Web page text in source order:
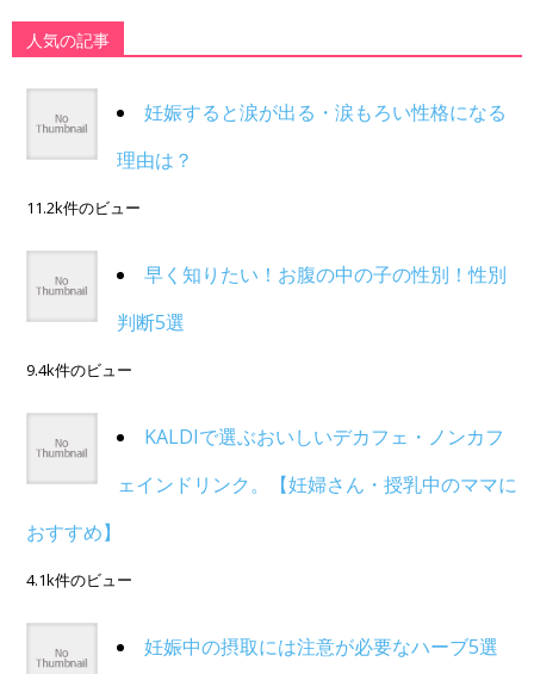
人気の記事
妊娠すると涙が出る・涙もろい性格になる
理由は？
11.2k件のビュー
早く知りたい！お腹の中の子の性別！性別
判断5選
9.4k件のビュー
KALDIで選ぶおいしいデカフェ・ノンカフ
ェインドリンク。【妊婦さん・授乳中のママに
おすすめ】
4.1k件のビュー
妊娠中の摂取には注意が必要なハーブ5選